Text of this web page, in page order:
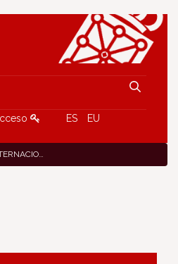
ES EU
DE FRANCÉS